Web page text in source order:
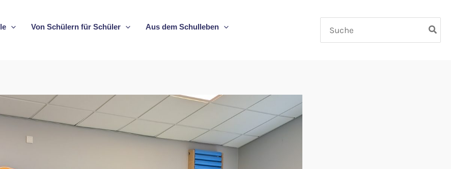
Von Schülern für Schüler
Aus dem Schulleben
for: